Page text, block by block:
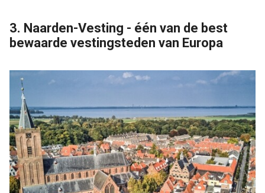
3. Naarden-Vesting - één van de best
bewaarde vestingsteden van Europa